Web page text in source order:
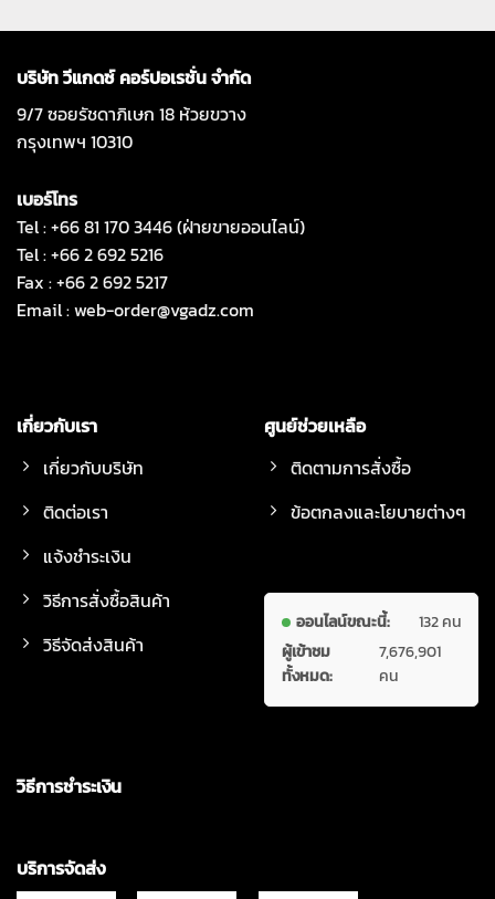
บริษัท วีแกดซ์ คอร์ปอเรชั่น จำกัด
9/7 ซอยรัชดาภิเษก 18 ห้วยขวาง
กรุงเทพฯ 10310
เบอร์โทร
Tel : +66 81 170 3446 (ฝ่ายขายออนไลน์)
Tel : +66 2 692 5216
Fax : +66 2 692 5217
Email :web-order@vgadz.com
เกี่ยวกับเรา
เกี่ยวกับบริษัท
ติดต่อเรา
แจ้งชำระเงิน
วิธีการสั่งซื้อสินค้า
วิธีจัดส่งสินค้า
ศูนย์ช่วยเหลือ
ติดตามการสั่งซื้อ
ข้อตกลงและโยบายต่างๆ
ออนไลน์ขณะนี้:
132 คน
ผู้เข้าชม
ทั้งหมด:
7,676,901
คน
วิธีการชำระเงิน
บริการจัดส่ง